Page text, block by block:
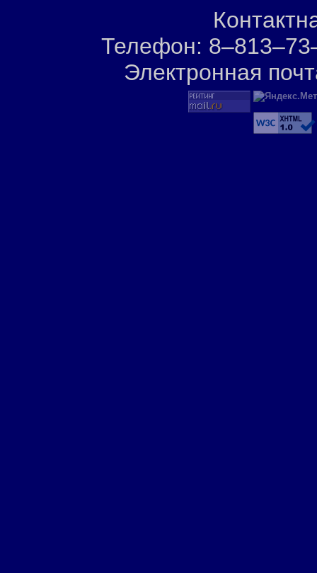
Телефон:
Электронная